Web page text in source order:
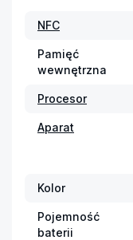
NFC
Pamięć
wewnętrzna
Procesor
Aparat
Kolor
Pojemność
baterii